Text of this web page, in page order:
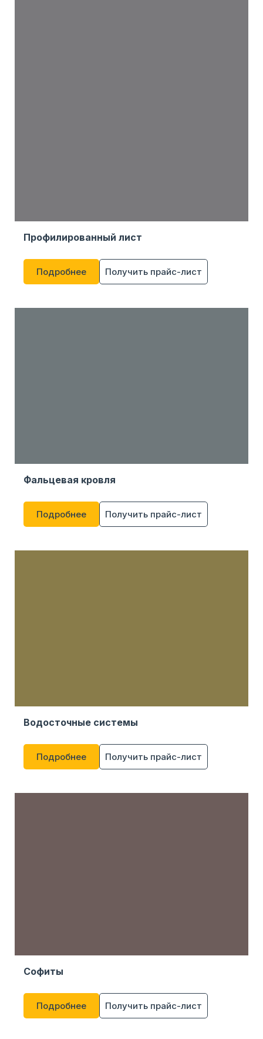
Профилированный лист
Подробнее Получить прайс-лист
Фальцевая кровля
Подробнее Получить прайс-лист
Водосточные системы
Подробнее Получить прайс-лист
Софиты
Подробнее Получить прайс-лист